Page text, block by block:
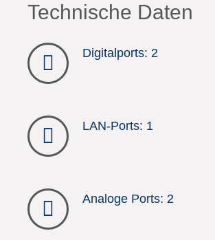
Technische Daten
Digitalports: 2
LAN-Ports: 1
Analoge Ports: 2